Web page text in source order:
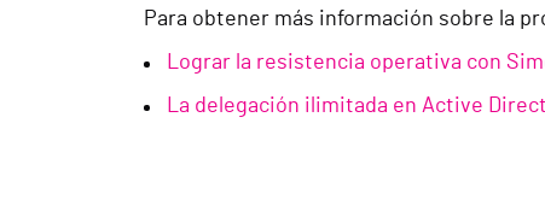
Para obtener más información sobre la
Lograr la resistencia operativa con
La delegación ilimitada en Active